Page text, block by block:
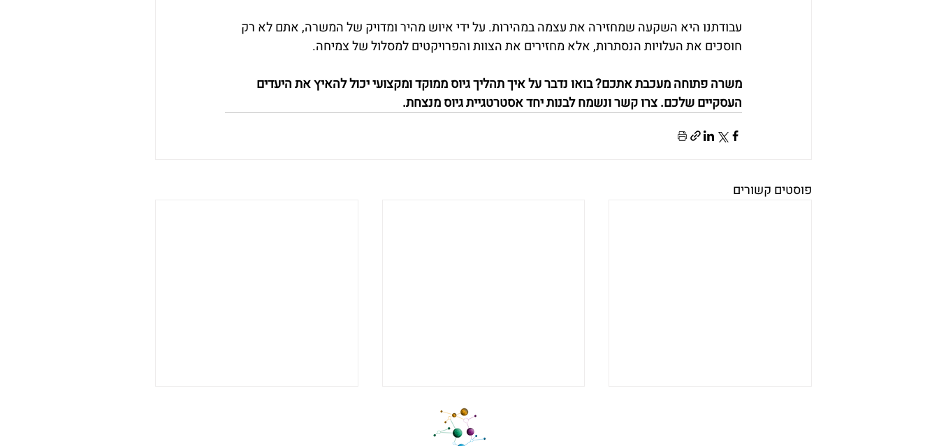
עבודתנו היא השקעה שמחזירה את עצמה במהירות. על ידי איוש מהיר ומדויק של המשרה, אתם לא רק
חוסכים את העלויות הנסתרות, אלא מחזירים את הצוות והפרויקטים למסלול של צמיחה.
משרה פתוחה מעכבת אתכם? בואו נדבר על איך תהליך גיוס ממוקד ומקצועי יכול להאיץ את היעדים
העסקיים שלכם. צרו קשר ונשמח לבנות יחד אסטרטגיית גיוס מנצחת.
פוסטים קשורים